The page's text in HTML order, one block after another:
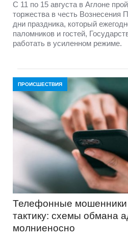
С 11 по 15 августа в Аглоне
торжества в честь
дни праздника, который
паломников и гостей,
работать в усиленном режиме.
ПРОИСШЕСТВИЯ
Телефонные мошенники
тактику: схемы обмана
молниеносно